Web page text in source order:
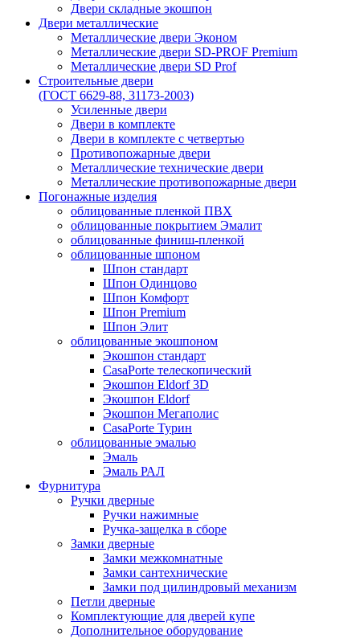
Двери складные экошпон
Двери металлические
Металлические двери Эконом
Металлические двери SD-PROF Premium
Металлические двери SD Prof
Строительные двери
(ГОСТ 6629-88, 31173-2003)
Усиленные двери
Двери в комплекте
Двери в комплекте с четвертью
Противопожарные двери
Металлические технические двери
Металлические противопожарные двери
Погонажные изделия
облицованные пленкой ПВХ
облицованные покрытием Эмалит
облицованные финиш-пленкой
облицованные шпоном
Шпон стандарт
Шпон Одинцово
Шпон Комфорт
Шпон Premium
Шпон Элит
облицованные экошпоном
Экошпон стандарт
CasaPorte телескопический
Экошпон Eldorf 3D
Экошпон Eldorf
Экошпон Мегаполис
CasaPorte Турин
облицованные эмалью
Эмаль
Эмаль РАЛ
Фурнитура
Ручки дверные
Ручки нажимные
Ручка-защелка в сборе
Замки дверные
Замки межкомнатные
Замки сантехнические
Замки под цилиндровый механизм
Петли дверные
Комплектующие для дверей купе
Дополнительное оборудование